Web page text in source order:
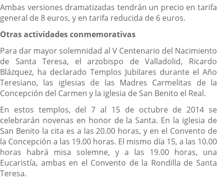
Ambas versiones dramatizadas tendrán un precio en tarifa
general de 8 euros, y en tarifa reducida de 6 euros.
Otras actividades conmemorativas
Para dar mayor solemnidad al V Centenario del Nacimiento
de Santa Teresa, el arzobispo de Valladolid, Ricardo
Blázquez, ha declarado Templos Jubilares durante el Año
Teresiano, las iglesias de las Madres Carmelitas de la
Concepción del Carmen y la iglesia de San Benito el Real.
En estos templos, del 7 al 15 de octubre de 2014 se
celebrarán novenas en honor de la Santa. En la iglesia de
San Benito la cita es a las 20.00 horas, y en el Convento de
la Concepción a las 19.00 horas. El mismo día 15, a las 10.00
horas habrá misa solemne, y a las 19.00 horas, una
Eucaristía, ambas en el Convento de la Rondilla de Santa
Teresa.